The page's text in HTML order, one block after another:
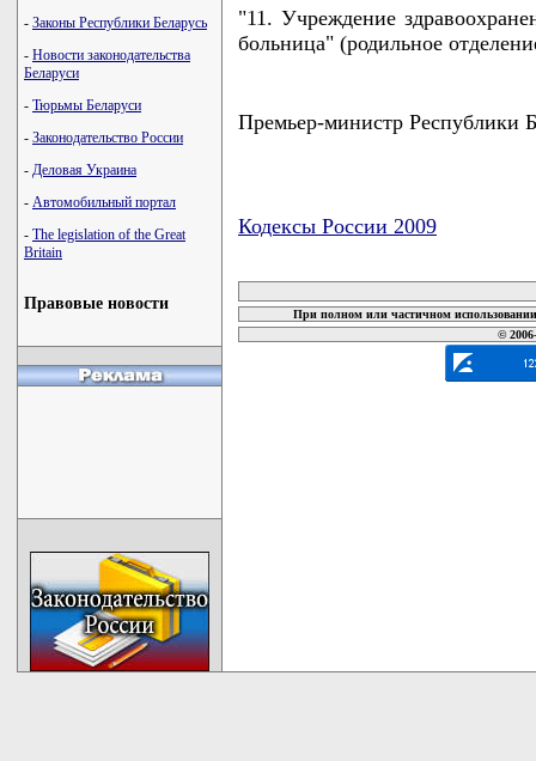
- Законы Республики Беларусь
- Новости законодательства
Беларуси
- Тюрьмы Беларуси
- Законодательство России
- Деловая Украина
- Автомобильный портал
- The legislation of the Great
Britain
Правовые новости
"11. Учреждение
больница" (родильное
Премьер-министр
Кодексы России 2009
При полном или частичном
©